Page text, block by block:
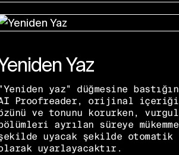
Yaz
"Yeniden yaz" düğmesine
Proofreader, orijinal
ve tonunu korurken,
ayrılan süreye
uyacak şekilde otomatik
uyarlayacaktır.